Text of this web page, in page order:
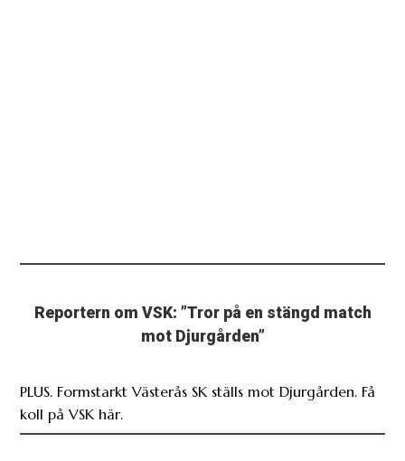
Reportern om VSK: ”Tror på en stängd match
mot Djurgården”
PLUS. Formstarkt Västerås SK ställs mot Djurgården. Få
koll på VSK här.